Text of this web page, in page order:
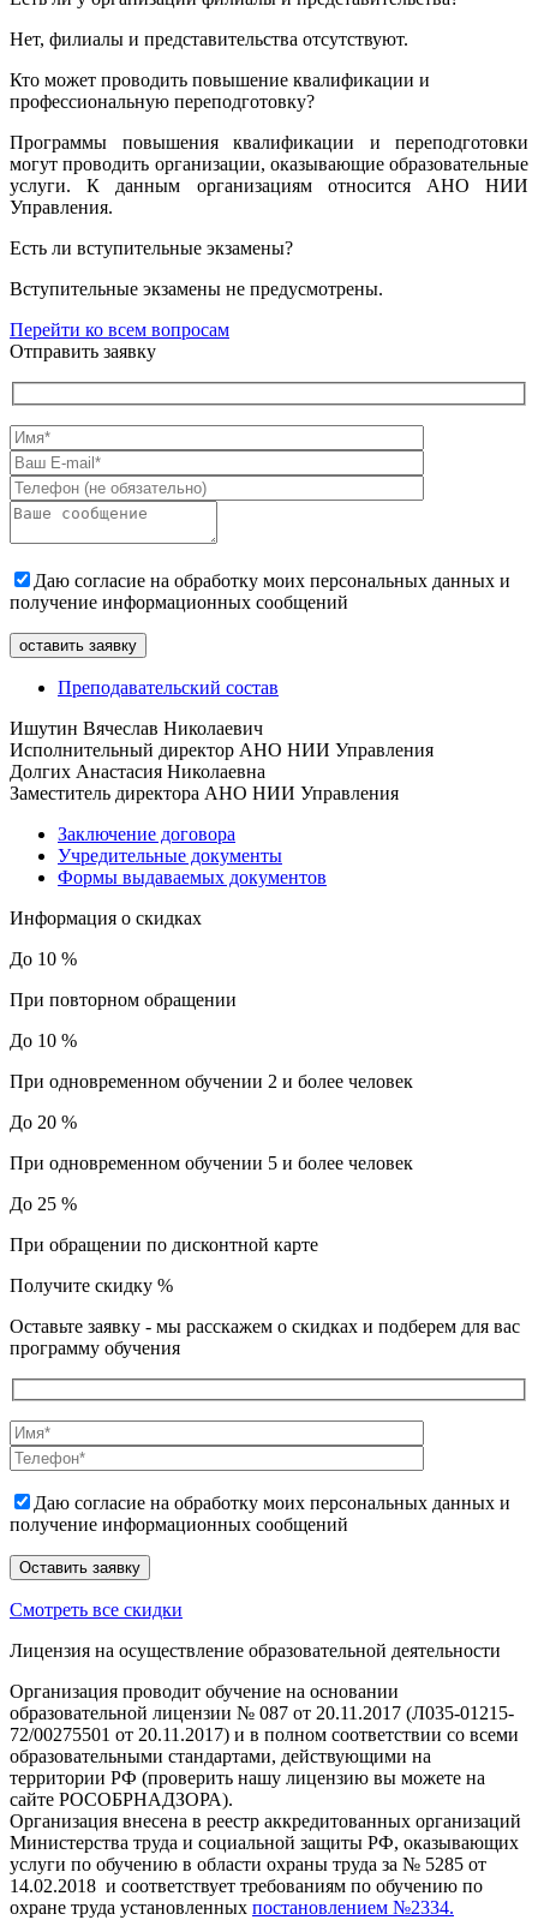
Нет, филиалы и представительства отсутствуют.
Кто может проводить повышение квалификации и
профессиональную переподготовку?
Программы повышения квалификации и переподготовки
могут проводить организации, оказывающие образовательные
услуги. К данным организациям относится АНО НИИ
Управления.
Есть ли вступительные экзамены?
Вступительные экзамены не предусмотрены.
Перейти ко всем вопросам
Отправить заявку
Даю согласие на обработку моих персональных данных и
получение информационных сообщений
Преподавательский состав
Ишутин Вячеслав Николаевич
Исполнительный директор АНО НИИ Управления
Долгих Анастасия Николаевна
Заместитель директора АНО НИИ Управления
Заключение договора
Учредительные документы
Формы выдаваемых документов
Информация о скидках
До 10 %
При повторном обращении
До 10 %
При одновременном обучении 2 и более человек
До 20 %
При одновременном обучении 5 и более человек
До 25 %
При обращении по дисконтной карте
Получите скидку %
Оставьте заявку - мы расскажем о скидках и подберем для вас
программу обучения
Даю согласие на обработку моих персональных данных и
получение информационных сообщений
Смотреть все скидки
Лицензия на осуществление образовательной деятельности
Организация проводит обучение на основании
образовательной лицензии № 087 от 20.11.2017 (Л035-01215-
72/00275501 от 20.11.2017) и в полном соответствии со всеми
образовательными стандартами, действующими на
территории РФ (проверить нашу лицензию вы можете на
сайте РОСОБРНАДЗОРА).
Организация внесена в реестр аккредитованных организаций
Министерства труда и социальной защиты РФ, оказывающих
услуги по обучению в области охраны труда за № 5285 от
14.02.2018 и соответствует требованиям по обучению по
охране труда установленных постановлением №2334.